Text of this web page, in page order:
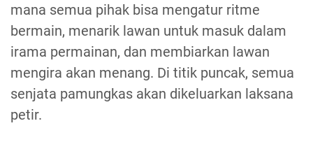
mana semua pihak bisa mengatur ritme
bermain, menarik lawan untuk masuk dalam
irama permainan, dan membiarkan lawan
mengira akan menang. Di titik puncak, semua
senjata pamungkas akan dikeluarkan laksana
petir.